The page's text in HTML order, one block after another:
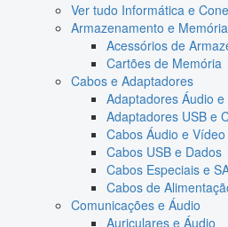
Ver tudo Informática e
Armazenamento e Memória
Acessórios de
Cartões de Memória
Cabos e Adaptadores
Adaptadores Áudio e
Adaptadores USB e
Cabos Áudio e Vídeo
Cabos USB e Dados
Cabos Especiais e
Cabos de
Comunicações e Áudio
Auriculares e Áudio